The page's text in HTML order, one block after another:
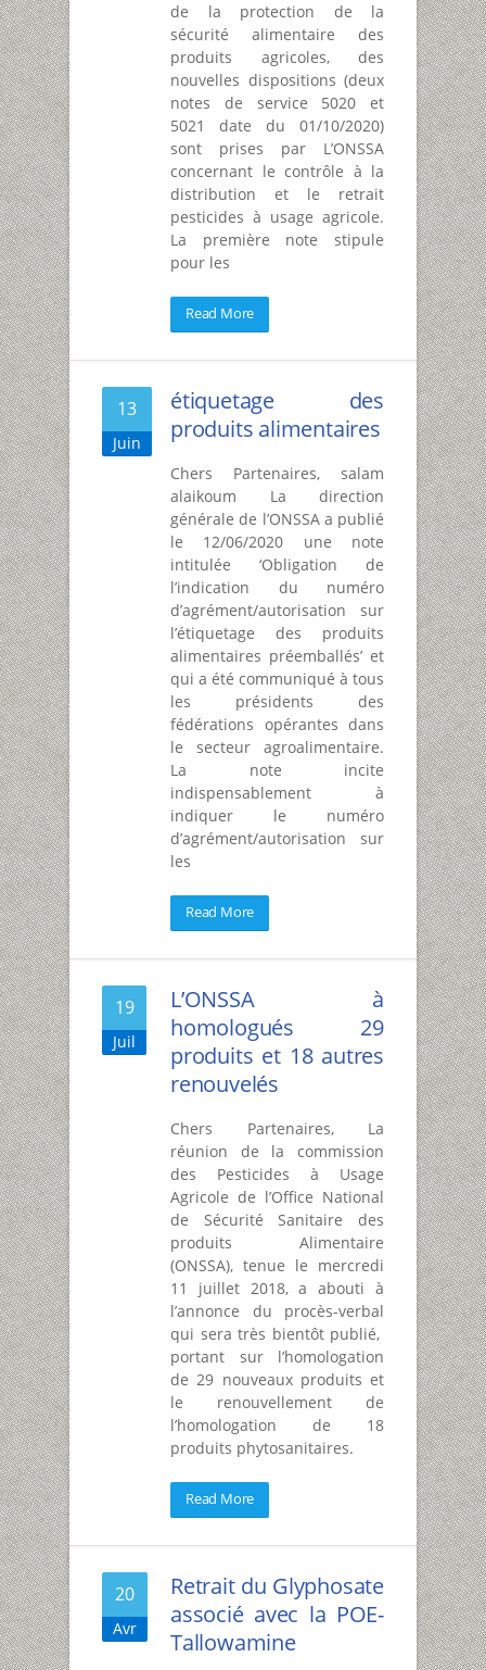
de la protection de la
sécurité alimentaire des
produits agricoles, des
nouvelles dispositions (deux
notes de service 5020 et
5021 date du 01/10/2020)
sont prises par L’ONSSA
concernant le contrôle à la
distribution et le retrait
pesticides à usage agricole.
La première note stipule
pour les
Read More
13
Juin
étiquetage des
produits alimentaires
Chers Partenaires, salam
alaikoum La direction
générale de l’ONSSA a publié
le 12/06/2020 une note
intitulée ‘Obligation de
l’indication du numéro
d’agrément/autorisation sur
l’étiquetage des produits
alimentaires préemballés’ et
qui a été communiqué à tous
les présidents des
fédérations opérantes dans
le secteur agroalimentaire.
La note incite
indispensablement à
indiquer le numéro
d’agrément/autorisation sur
les
Read More
19
Juil
L’ONSSA à
homologués 29
produits et 18 autres
renouvelés
Chers Partenaires, La
réunion de la commission
des Pesticides à Usage
Agricole de l’Office National
de Sécurité Sanitaire des
produits Alimentaire
(ONSSA), tenue le mercredi
11 juillet 2018, a abouti à
l’annonce du procès-verbal
qui sera très bientôt publié,
portant sur l’homologation
de 29 nouveaux produits et
le renouvellement de
l’homologation de 18
produits phytosanitaires.
Read More
20
Avr
Retrait du Glyphosate
associé avec la POE-
Tallowamine